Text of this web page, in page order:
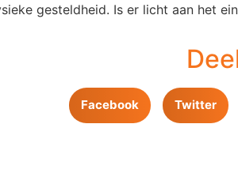
gesteldheid. Is er licht aan het
Facebook Twitter